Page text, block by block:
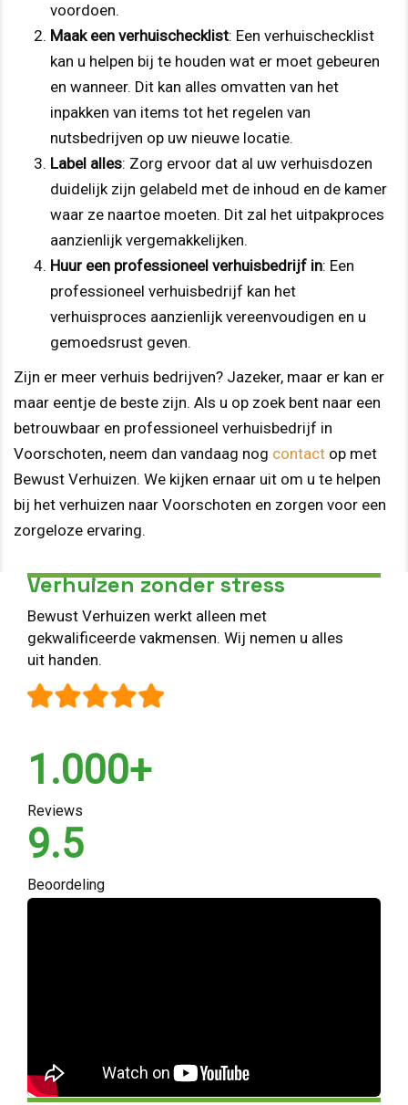
voordoen.
Maak een verhuischecklist: Een verhuischecklist
kan u helpen bij te houden wat er moet gebeuren
en wanneer. Dit kan alles omvatten van het
inpakken van items tot het regelen van
nutsbedrijven op uw nieuwe locatie.
Label alles: Zorg ervoor dat al uw verhuisdozen
duidelijk zijn gelabeld met de inhoud en de kamer
waar ze naartoe moeten. Dit zal het uitpakproces
aanzienlijk vergemakkelijken.
Huur een professioneel verhuisbedrijf in: Een
professioneel verhuisbedrijf kan het
verhuisproces aanzienlijk vereenvoudigen en u
gemoedsrust geven.
Zijn er meer verhuis bedrijven? Jazeker, maar er kan er
maar eentje de beste zijn. Als u op zoek bent naar een
betrouwbaar en professioneel verhuisbedrijf in
Voorschoten, neem dan vandaag nog contact op met
Bewust Verhuizen. We kijken ernaar uit om u te helpen
bij het verhuizen naar Voorschoten en zorgen voor een
zorgeloze ervaring.
Verhuizen zonder stress
Bewust Verhuizen werkt alleen met
gekwalificeerde vakmensen. Wij nemen u alles
uit handen.
1.000+
Reviews
9.5
Beoordeling